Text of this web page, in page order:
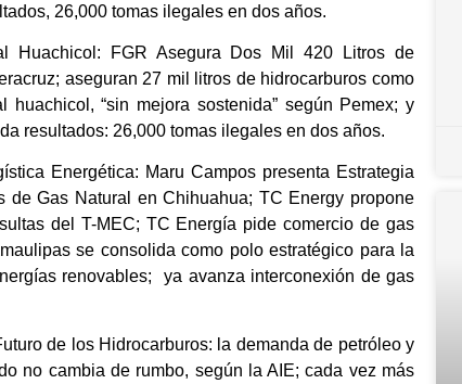
26,000 tomas ilegales en dos años.
Huachicol: FGR Asegura Dos Mil 420 Litros de
aseguran 27 mil litros de hidrocarburos como
“sin mejora sostenida” según Pemex; y
resultados: 26,000 tomas ilegales en dos años.
Energética: Maru Campos presenta Estrategia
de Gas Natural en Chihuahua; TC Energy propone
del T-MEC; TC Energía pide comercio de gas
se consolida como polo estratégico para la
renovables; ya avanza interconexión de gas
de los Hidrocarburos: la demanda de petróleo y
no cambia de rumbo, según la AIE; cada vez más